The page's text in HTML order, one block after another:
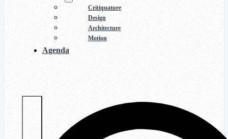
Critiquature
Design
Architecture
Motion
Agenda